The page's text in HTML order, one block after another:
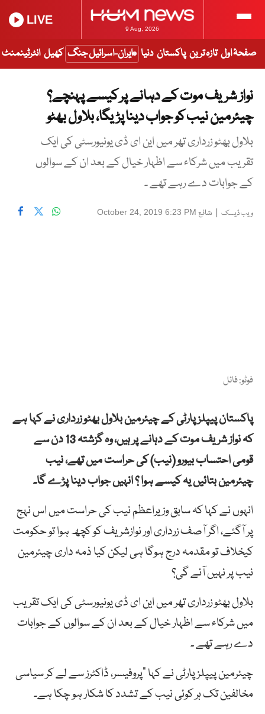
9 Aug, 2026
LIVE
صفحۂ اول تازہ ترین پاکستان دنیا ایران-اسرائیل جنگ کھیل انٹرٹینمنٹ
نواز شریف موت کے دہانے پر کیسے پہنچے؟
چیئرمین نیب کو جواب دینا پڑیگا، بلاول بھٹو
بلاول بھٹو زرداری تھر میں این ای ڈی یونیورسٹی کی ایک
تقریب میں شرکاء سے اظہار خیال کے بعد ان کے سوالوں
کے جوابات دے رہے تھے ۔
ویب ڈیسک | شائع October 24, 2019 6:23 PM
فوٹو: فائل
پاکستان پیپلز پارٹی کے چیئرمین بلاول بھٹو زرداری نے کہا ہے
کہ نواز شریف موت کے دہانے پر ہیں، وہ گزشتہ 13 دن سے
قومی احتساب بیورو (نیب) کی حراست میں تھے، نیب
چیئرمین بتائيں یہ کیسے ہوا ؟ انہیں جواب دینا پڑے گا۔
انہوں نے کہا کہ سابق وزیراعظم نیب کی حراست میں اس نہج
پر آگئے، اگر آصف زرداری اور نوازشریف کو کچھ ہوا تو حکومت
کیخلاف تو مقدمہ درج ہوگا ہی لیکن کیا ذمہ داری چیئرمین
نیب پر نہیں آئے گی؟
بلاول بھٹو زرداری تھر میں این ای ڈی یونیورسٹی کی ایک تقریب
میں شرکاء سے اظہار خیال کے بعد ان کے سوالوں کے جوابات
دے رہے تھے ۔
چیئرمین پیپلزپارٹی نے کہا “پروفیسر، ڈاکٹرز سے لے کر سیاسی
مخالفین تک ہر کوئی نیب کے تشدد کا شکار ہو چکا ہے۔